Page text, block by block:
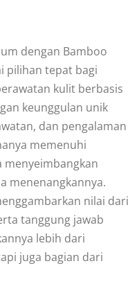
dengan Bamboo
pilihan tepat bagi
kulit berbasis
keunggulan unik
dan pengalaman
memenuhi
menenangkannya.
nilai dari
tanggung jawab
lebih dari
juga bagian dari